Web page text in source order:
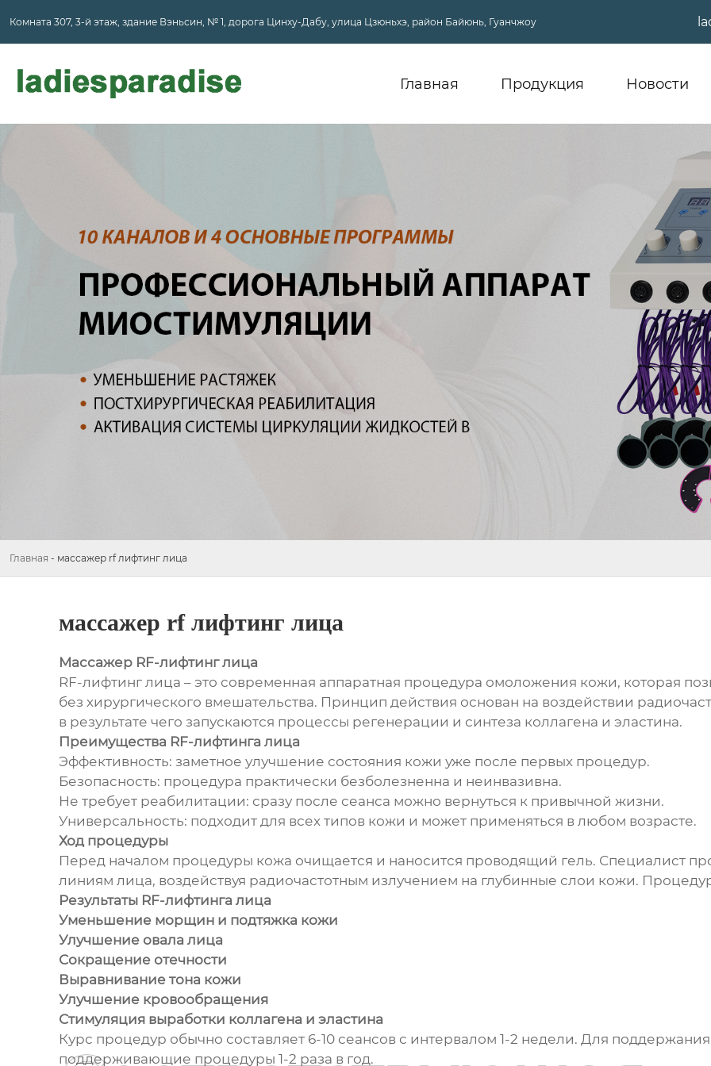
Комната 307, 3-й этаж, здание Вэньсин, № 1, дорога Цинху-Дабу, улица Цзюньхэ, район Байюнь, Гуанчжоу
Главная Продукция Новости
Главная - массажер rf лифтинг лица
массажер rf лифтинг лица
Массажер RF-лифтинг лица
RF-лифтинг лица – это современная аппаратная процедура омоложения кожи, которая
без хирургического вмешательства. Принцип действия основан на воздействии
в результате чего запускаются процессы регенерации и синтеза коллагена и эластина.
Преимущества RF-лифтинга лица
Эффективность: заметное улучшение состояния кожи уже после первых процедур.
Безопасность: процедура практически безболезненна и неинвазивна.
Не требует реабилитации: сразу после сеанса можно вернуться к привычной жизни.
Универсальность: подходит для всех типов кожи и может применяться в любом возрасте.
Ход процедуры
Перед началом процедуры кожа очищается и наносится проводящий гель. Специалист
линиям лица, воздействуя радиочастотным излучением на глубинные слои кожи.
Результаты RF-лифтинга лица
Уменьшение морщин и подтяжка кожи
Улучшение овала лица
Сокращение отечности
Выравнивание тона кожи
Улучшение кровообращения
Стимуляция выработки коллагена и эластина
Курс процедур обычно составляет 6-10 сеансов с интервалом 1-2 недели. Для
поддерживающие процедуры 1-2 раза в год.